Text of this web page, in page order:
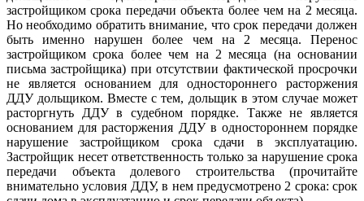
застройщиком срока передачи объекта более чем на 2 месяца.
Но необходимо обратить внимание, что срок передачи должен
быть именно нарушен более чем на 2 месяца. Перенос
застройщиком срока более чем на 2 месяца (на основании
письма застройщика) при отсутствии фактической просрочки
не является основанием для одностороннего расторжения
ДДУ дольщиком. Вместе с тем, дольщик в этом случае может
расторгнуть ДДУ в судебном порядке. Также не является
основанием для расторжения ДДУ в одностороннем порядке
нарушение застройщиком срока сдачи в эксплуатацию.
Застройщик несет ответственность только за нарушение срока
передачи объекта долевого строительства (прочитайте
внимательно условия ДДУ, в нем предусмотрено 2 срока: срок